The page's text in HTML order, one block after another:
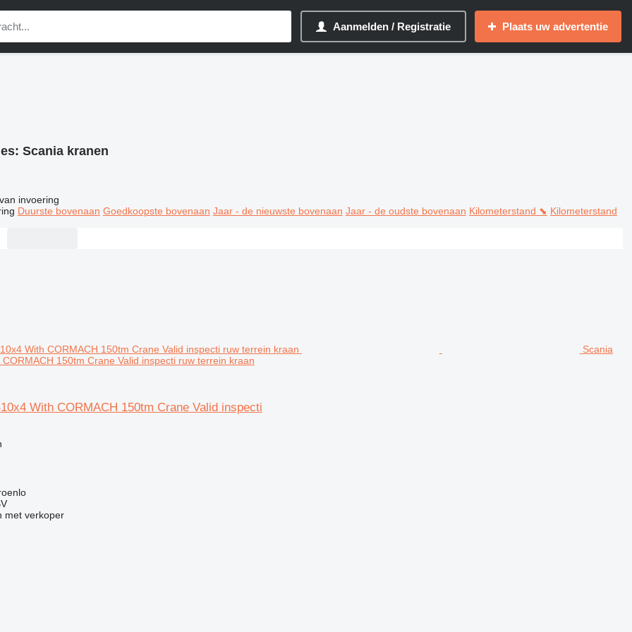
Aanmelden / Registratie Plaats uw advertentie
Scania kranen
invoering
Duurste bovenaan Goedkoopste bovenaan Jaar - de nieuwste bovenaan Jaar - de oudste bovenaan Kilometerstand ⬊ Kilometerstand
Scania
150tm Crane Valid inspecti ruw terrein kraan
With CORMACH 150tm Crane Valid inspecti
met verkoper